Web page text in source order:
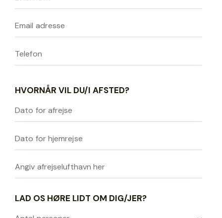
HVORNÅR VIL DU/I AFSTED?
LAD OS HØRE LIDT OM DIG/JER?